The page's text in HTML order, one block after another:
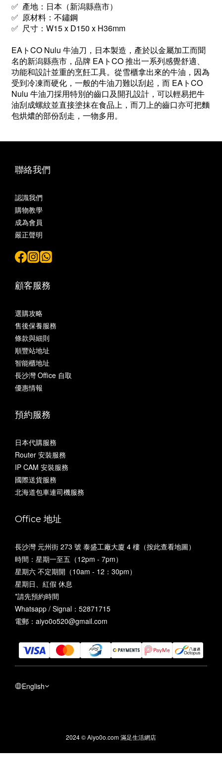
✅ 產地：日本（新潟縣燕市）
✅ 原材料：不鏽鋼
✅ 尺寸：W15 x D150 x H36mm
EAトCO Nulu 牛油刀， 日本製造 ，產於以金屬加工而聞
名的新潟縣燕市，品牌 EAトCO 推出一系列感覺舒適、
功能和設計並重的烹飪工具。從雪櫃拿出來的牛油，因為
受到冷凍而硬化，一般的牛油刀難以刮起，而 EAトCO
Nulu 牛油刀採用特別的齒口及開孔設計，可以輕易把牛
油刮成螺紋並直接塗抹在食品上，而刀上的齒口亦可把麵
包烘燶的部份刮走，一物多用。
聯絡我們
認識我們
購物教學
成為會員
嚴正聲明
顧客服務
選購攻略
售後保養服務
條款與細則
順豐站地址
智能櫃地址
長沙灣 Office 自取
優惠情報
預約服務
日本代購服務
Router 安裝服務
IP CAM 安裝服務
國際送貨服務
北海道包車連司機服務
Office 地址
長沙灣 元州街 273 號 泰盛工廠大廈 4 樓（按此查看地圖）
時間：星期一至五（12pm - 7pm）
星期六 不定期開（10am - 12：30pm）
星期日、紅假 休息
*請先預約時間
Whatsapp / Signal：52871715
電郵：aiyo0o520@gmail.com
English
2024 © Aiyo0o.com 滿足生活網店